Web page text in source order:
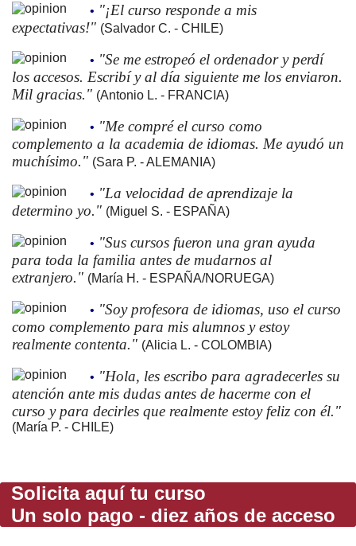
• "¡El curso responde a mis
expectativas!" (Salvador C. - CHILE)
• "Se me estropeó el ordenador y perdí
los accesos. Escribí y al día siguiente me los enviaron.
Mil gracias." (Antonio L. - FRANCIA)
• "Me compré el curso como
complemento a la academia de idiomas. Me ayudó un
muchísimo." (Sara P. - ALEMANIA)
• "La velocidad de aprendizaje la
determino yo." (Miguel S. - ESPAÑA)
• "Sus cursos fueron una gran ayuda
para toda la familia antes de mudarnos al
extranjero." (María H. - ESPAÑA/NORUEGA)
• "Soy profesora de idiomas, uso el curso
como complemento para mis alumnos y estoy
realmente contenta." (Alicia L. - COLOMBIA)
• "Hola, les escribo para agradecerles su
atención ante mis dudas antes de hacerme con el
curso y para decirles que realmente estoy feliz con él."
(María P. - CHILE)
Solicita aquí tu curso
Un solo pago - diez años de acceso